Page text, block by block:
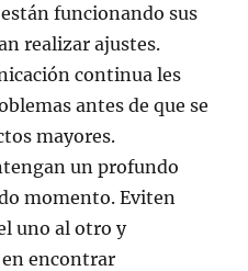
funcionando sus
realizar ajustes.
continua les
antes de que se
mayores.
un profundo
momento. Eviten
uno al otro y
encontrar